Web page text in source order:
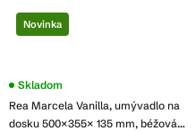
Novinka
Rea Marcela Vanilla, umývadlo na
dosku 500×355× 135 mm, béžová
Skladom